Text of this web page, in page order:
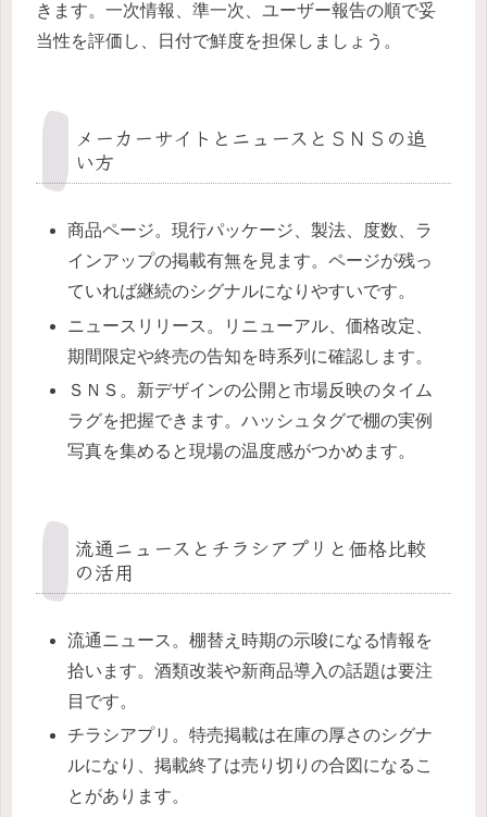
きます。一次情報、準一次、ユーザー報告の順で妥
当性を評価し、日付で鮮度を担保しましょう。
メーカーサイトとニュースとＳＮＳの追
い方
商品ページ。現行パッケージ、製法、度数、ラ
インアップの掲載有無を見ます。ページが残っ
ていれば継続のシグナルになりやすいです。
ニュースリリース。リニューアル、価格改定、
期間限定や終売の告知を時系列に確認します。
ＳＮＳ。新デザインの公開と市場反映のタイム
ラグを把握できます。ハッシュタグで棚の実例
写真を集めると現場の温度感がつかめます。
流通ニュースとチラシアプリと価格比較
の活用
流通ニュース。棚替え時期の示唆になる情報を
拾います。酒類改装や新商品導入の話題は要注
目です。
チラシアプリ。特売掲載は在庫の厚さのシグナ
ルになり、掲載終了は売り切りの合図になるこ
とがあります。